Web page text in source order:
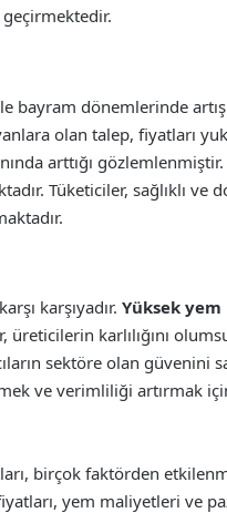
bayram dönemlerinde
olan talep, fiyatları
arttığı gözlemlenmiştir.
Tüketiciler, sağlıklı ve
karşıyadır. Yüksek
karlılığını
sektöre olan güvenini
ve verimliliği artırmak
birçok faktörden
yem maliyetleri ve